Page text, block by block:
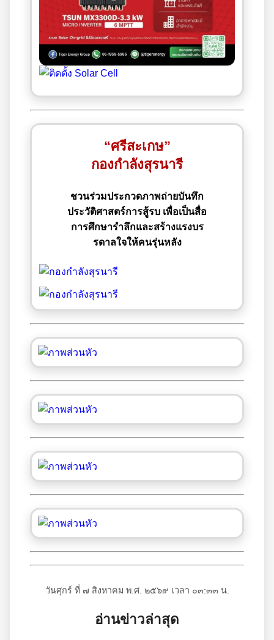
“ศรีสะเกษ”
กองกำลังสุรนารี
ชวนร่วมประกวดภาพถ่ายบันทึก
ประวัติศาสตร์การสู้รบ เพื่อเป็นสื่อ
การศึกษารำลึกและสร้างแรงบร
รดาลใจให้คนรุ่นหลัง
วันศุกร์ ที่ ๗ สิงหาคม พ.ศ. ๒๕๖๙ เวลา ๐๓:๓๓ น.
อ่านข่าวล่าสุด